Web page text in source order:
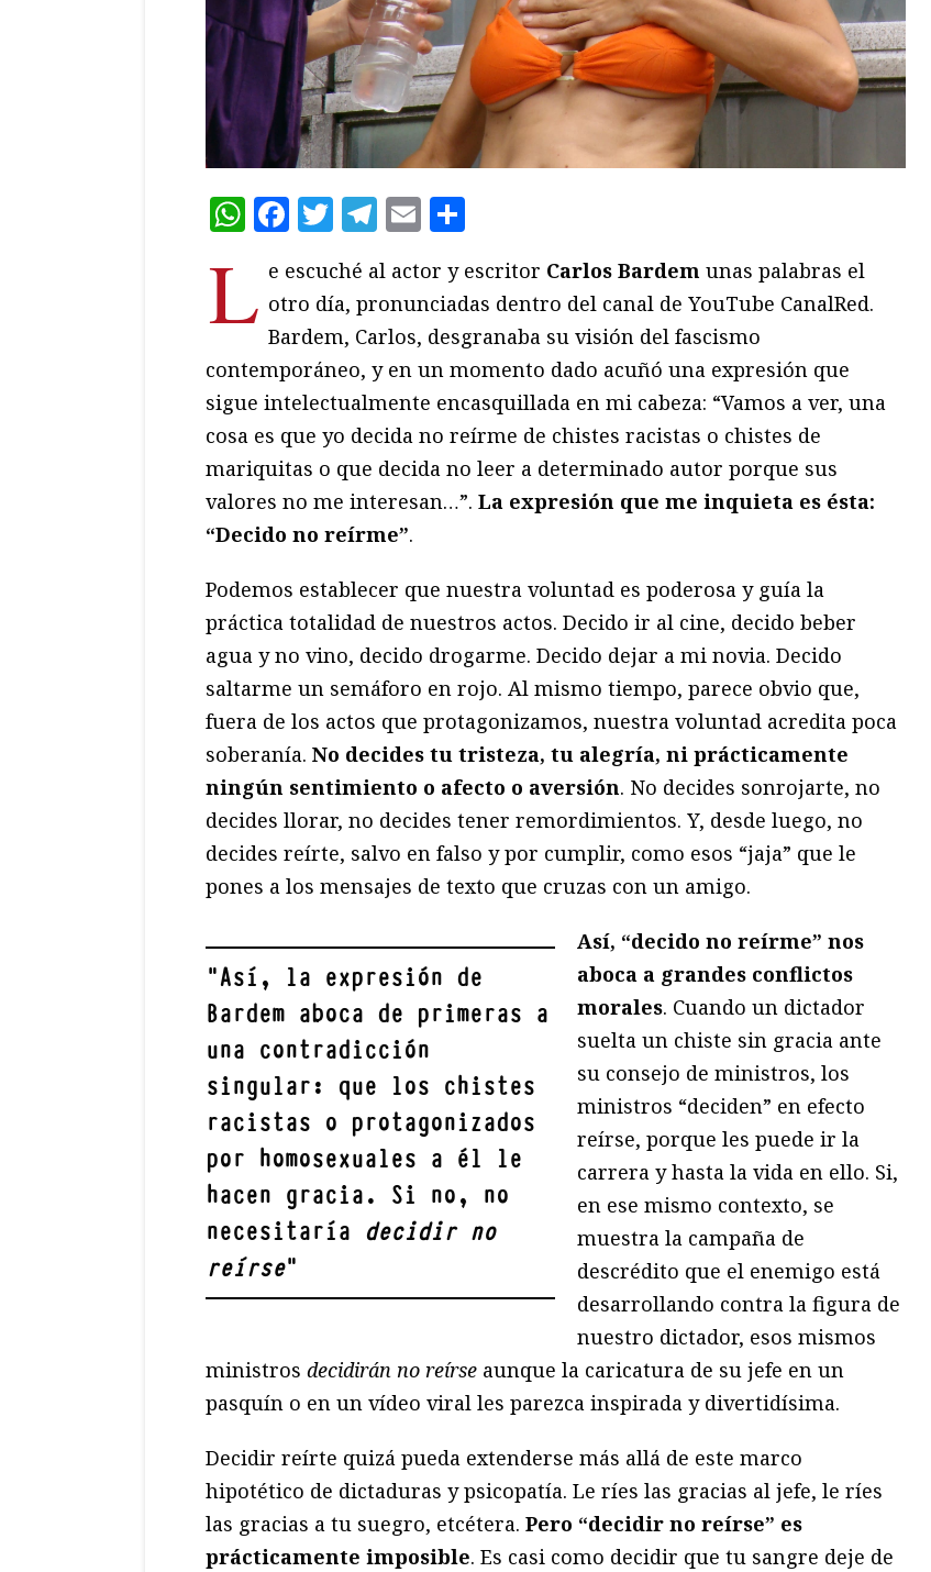
WhatsApp
Facebook
Twitter
Telegram
Email
L e escuché al actor y escritor Carlos Bardem unas palabras el
otro día, pronunciadas dentro del canal de YouTube CanalRed.
Bardem, Carlos, desgranaba su visión del fascismo
contemporáneo, y en un momento dado acuñó una expresión que
sigue intelectualmente encasquillada en mi cabeza: “Vamos a ver, una
cosa es que yo decida no reírme de chistes racistas o chistes de
mariquitas o que decida no leer a determinado autor porque sus
valores no me interesan…”. La expresión que me inquieta es ésta:
“Decido no reírme”.
Podemos establecer que nuestra voluntad es poderosa y guía la
práctica totalidad de nuestros actos. Decido ir al cine, decido beber
agua y no vino, decido drogarme. Decido dejar a mi novia. Decido
saltarme un semáforo en rojo. Al mismo tiempo, parece obvio que,
fuera de los actos que protagonizamos, nuestra voluntad acredita poca
soberanía. No decides tu tristeza, tu alegría, ni prácticamente
ningún sentimiento o afecto o aversión. No decides sonrojarte, no
decides llorar, no decides tener remordimientos. Y, desde luego, no
decides reírte, salvo en falso y por cumplir, como esos “jaja” que le
pones a los mensajes de texto que cruzas con un amigo.
"Así, la expresión de
Bardem aboca de primeras a
una contradicción
singular: que los chistes
racistas o protagonizados
por homosexuales a él le
hacen gracia. Si no, no
necesitaría decidir no
reírse"
Así, “decido no reírme” nos
aboca a grandes conflictos
morales. Cuando un dictador
suelta un chiste sin gracia ante
su consejo de ministros, los
ministros “deciden” en efecto
reírse, porque les puede ir la
carrera y hasta la vida en ello. Si,
en ese mismo contexto, se
muestra la campaña de
descrédito que el enemigo está
desarrollando contra la figura de
nuestro dictador, esos mismos
ministros decidirán no reírse aunque la caricatura de su jefe en un
pasquín o en un vídeo viral les parezca inspirada y divertidísima.
Decidir reírte quizá pueda extenderse más allá de este marco
hipotético de dictaduras y psicopatía. Le ríes las gracias al jefe, le ríes
las gracias a tu suegro, etcétera. Pero “decidir no reírse” es
prácticamente imposible. Es casi como decidir que tu sangre deje de